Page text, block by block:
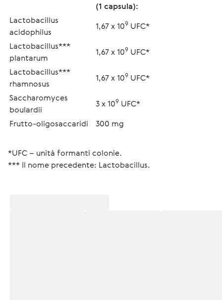
(1 capsula):
Lactobacillus
acidophilus
1,67 x 109 UFC*
Lactobacillus***
plantarum
1,67 x 109 UFC*
Lactobacillus***
rhamnosus
1,67 x 109 UFC*
Saccharomyces
boulardii
3 x 109 UFC*
Frutto-oligosaccaridi
300 mg
*UFC – unità formanti colonie.
*** Il nome precedente: Lactobacillus.